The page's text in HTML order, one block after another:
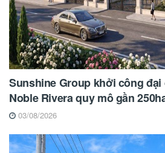
Sunshine Group khởi công
Noble Rivera quy mô gần
03/08/2026